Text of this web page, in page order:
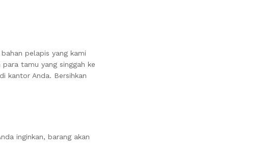
pelapis yang kami
tamu yang singgah ke
kantor Anda. Bersihkan
inginkan, barang akan